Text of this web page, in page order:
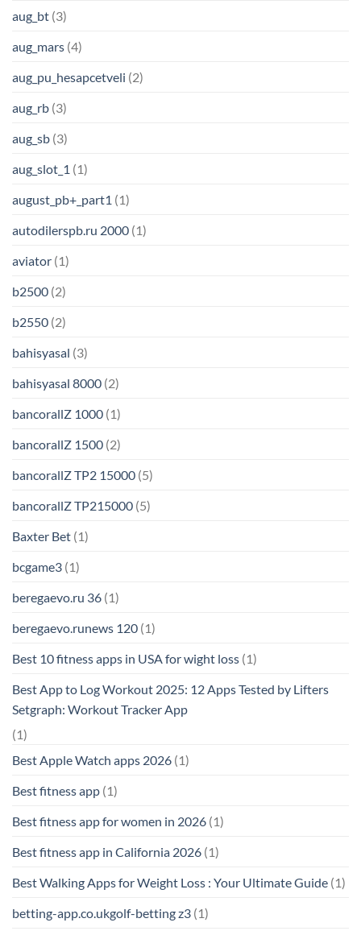
aug_bt (3)
aug_mars (4)
aug_pu_hesapcetveli (2)
aug_rb (3)
aug_sb (3)
aug_slot_1 (1)
august_pb+_part1 (1)
autodilerspb.ru 2000 (1)
aviator (1)
b2500 (2)
b2550 (2)
bahisyasal (3)
bahisyasal 8000 (2)
bancorallZ 1000 (1)
bancorallZ 1500 (2)
bancorallZ TP2 15000 (5)
bancorallZ TP215000 (5)
Baxter Bet (1)
bcgame3 (1)
beregaevo.ru 36 (1)
beregaevo.runews 120 (1)
Best 10 fitness apps in USA for wight loss (1)
Best App to Log Workout 2025: 12 Apps Tested by Lifters
Setgraph: Workout Tracker App
(1)
Best Apple Watch apps 2026 (1)
Best fitness app (1)
Best fitness app for women in 2026 (1)
Best fitness app in California 2026 (1)
Best Walking Apps for Weight Loss : Your Ultimate Guide (1)
betting-app.co.ukgolf-betting z3 (1)